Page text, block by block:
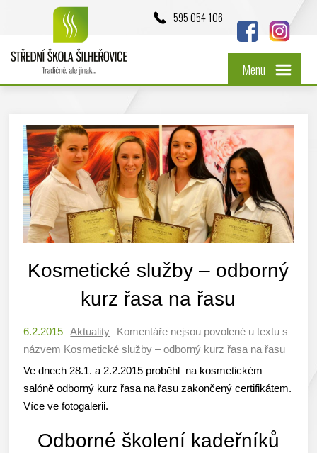
595 054 106
Menu
Kosmetické služby – odborný
kurz řasa na řasu
6.2.2015 Aktuality Komentáře nejsou povolené u textu s
názvem Kosmetické služby – odborný kurz řasa na řasu
Ve dnech 28.1. a 2.2.2015 proběhl na kosmetickém
salóně odborný kurz řasa na řasu zakončený certifikátem.
Více ve fotogalerii.
Odborné školení kadeřníků